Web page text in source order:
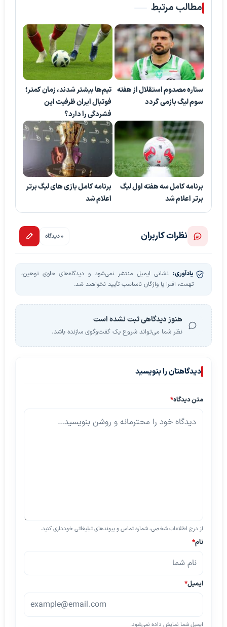
مطالب مرتبط
ستاره مصدوم استقلال از هفته
سوم لیگ بازمی گردد
تیم‌ها بیشتر شدند، زمان کمتر؛
فوتبال ایران ظرفیت این
فشردگی را دارد؟
برنامه کامل سه هفته اول لیگ
برتر اعلام شد
برنامه کامل بازی های لیگ برتر
اعلام شد
نظرات کاربران 0 دیدگاه
یادآوری: نشانی ایمیل منتشر نمی‌شود و دیدگاه‌های حاوی توهین،
تهمت، افترا یا واژگان نامناسب تأیید نخواهند شد.
هنوز دیدگاهی ثبت نشده است
نظر شما می‌تواند شروع یک گفت‌وگوی سازنده باشد.
دیدگاهتان را بنویسید
متن دیدگاه*
از درج اطلاعات شخصی، شماره تماس و پیوندهای تبلیغاتی خودداری کنید.
نام*
ایمیل*
ایمیل شما نمایش داده نمی‌شود.